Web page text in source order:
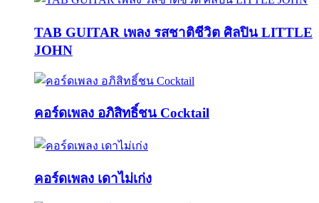
TAB GUITAR เพลง รสชาติชีวิต ศิลปิน LITTLE
JOHN
คอร์ดเพลง อภิสิทธิ์ชน Cocktail
คอร์ดเพลง เดาไม่เก่ง